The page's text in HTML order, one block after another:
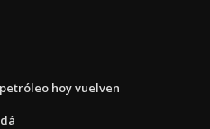
hoy vuelven